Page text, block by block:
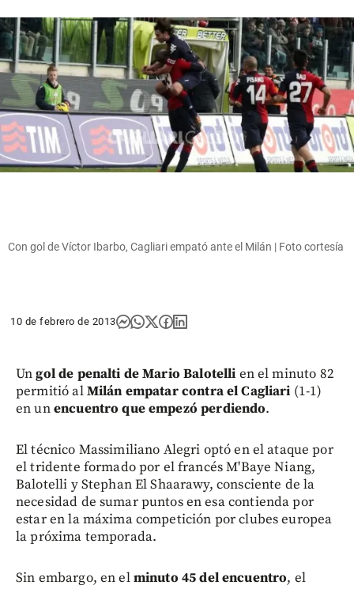
Con gol de Víctor Ibarbo, Cagliari empató ante el Milán | Foto cortesía
10 de febrero de 2013
Ungol de penalti de Mario Balotelli en el minuto 82
permitió alMilán empatar contra el Cagliari (1-1)
en unencuentro que empezó perdiendo.
El técnico Massimiliano Alegri optó en el ataque por
el tridente formado por el francés M'Baye Niang,
Balotelli y Stephan El Shaarawy, consciente de la
necesidad de sumar puntos en esa contienda por
estar en la máxima competición por clubes europea
la próxima temporada.
Sin embargo, en elminuto 45 del encuentro, el